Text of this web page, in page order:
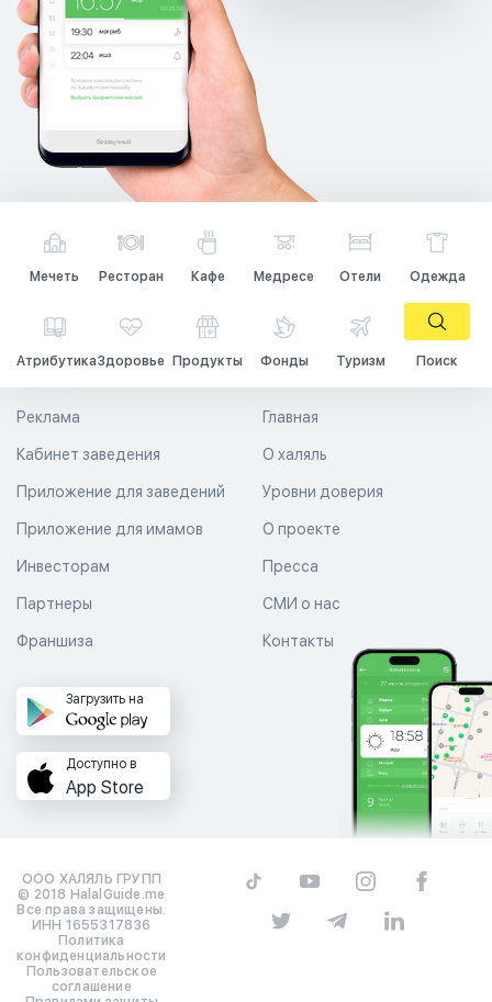
Мечеть Ресторан Кафе Медресе Отели Одежда
АтрибутикаЗдоровье Продукты Фонды Туризм Поиск
Главная
О халяль
Уровни доверия
Реклама
Кабинет заведения
Приложение для заведений
Приложение для имамов О проекте
Пресса
СМИ о нас
Контакты
Инвесторам
Партнеры
Франшиза
Загрузить на
Доступно в
App Store
ООО ХАЛЯЛЬ ГРУПП
© 2018 HalalGuide.me
Все права защищены.
ИНН 1655317836
Политика
конфиденциальности
Пользовательское
соглашение